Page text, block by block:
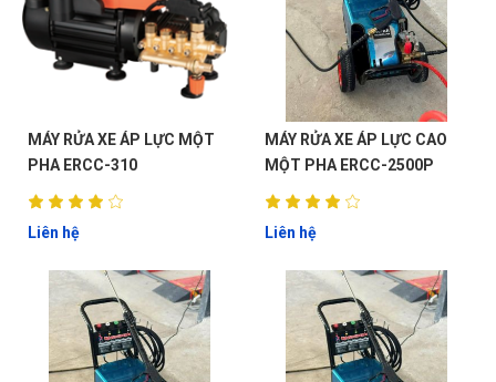
MÁY RỬA XE ÁP LỰC MỘT
PHA ERCC-310
Liên hệ
MÁY RỬA XE ÁP LỰC CAO
MỘT PHA ERCC-2500P
Liên hệ